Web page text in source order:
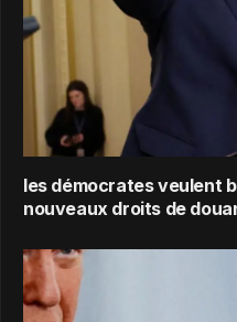
les démocrates veulent
nouveaux droits de